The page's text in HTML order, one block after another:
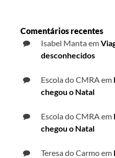
Comentários recentes
Isabel Mantaem
desconhecidos
Escola do CMRA em
chegou o Natal
Escola do CMRA em
chegou o Natal
Teresa do Carmoem